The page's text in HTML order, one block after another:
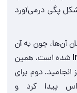
پگی درمی‌آورد
آن‌ها، چون به آن
دنیا تعلق نداشت، باعث آغاز Incursion شده است. همین
دوم برای
پیدا کرد و